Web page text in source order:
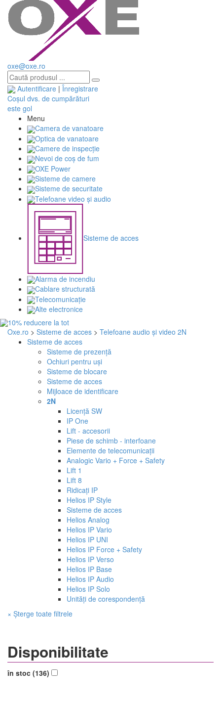
oxe@oxe.ro
Autentificare | Înregistrare
Coșul dvs. de cumpărături
este gol
Menu
Camera de vanatoare
Optica de vanatoare
Camere de inspecție
Nevoi de coș de fum
OXE Power
Sisteme de camere
Sisteme de securitate
Telefoane video și audio
Sisteme de acces
Alarma de incendiu
Cablare structurată
Telecomunicaţie
Alte electronice
Oxe.ro > Sisteme de acces > Telefoane audio și video 2N
Sisteme de acces
Sisteme de prezență
Ochiuri pentru uși
Sisteme de blocare
Sisteme de acces
Mijloace de identificare
2N
Licență SW
IP One
Lift - accesorii
Piese de schimb - interfoane
Elemente de telecomunicații
Analogic Vario + Force + Safety
Lift 1
Lift 8
Ridicați IP
Helios IP Style
Sisteme de acces
Helios Analog
Helios IP Vario
Helios IP UNI
Helios IP Force + Safety
Helios IP Verso
Helios IP Base
Helios IP Audio
Helios IP Solo
Unități de corespondență
× Șterge toate filtrele
Disponibilitate
în stoc (136)